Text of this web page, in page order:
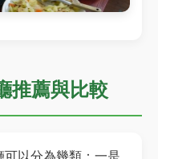
推薦與比較
以分為幾類：一是